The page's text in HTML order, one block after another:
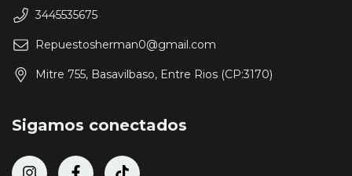
3445535675
Repuestosherman0@gmail.com
Mitre 755, Basavilbaso, Entre Rios (CP:3170)
Sigamos conectados